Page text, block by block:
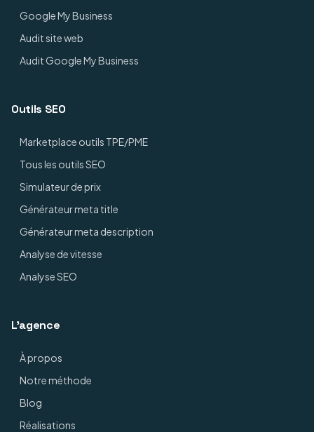
Google My Business
Audit site web
Audit Google My Business
Outils SEO
Marketplace outils TPE/PME
Tous les outils SEO
Simulateur de prix
Générateur meta title
Générateur meta description
Analyse de vitesse
Analyse SEO
L'agence
À propos
Notre méthode
Blog
Réalisations